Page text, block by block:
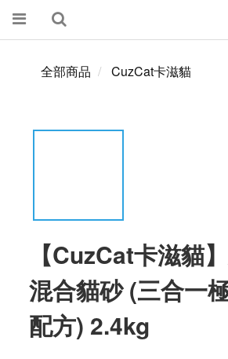
全部商品 CuzCat卡滋貓
【CuzCat卡滋貓
混合貓砂 (三合一
配方) 2.4kg